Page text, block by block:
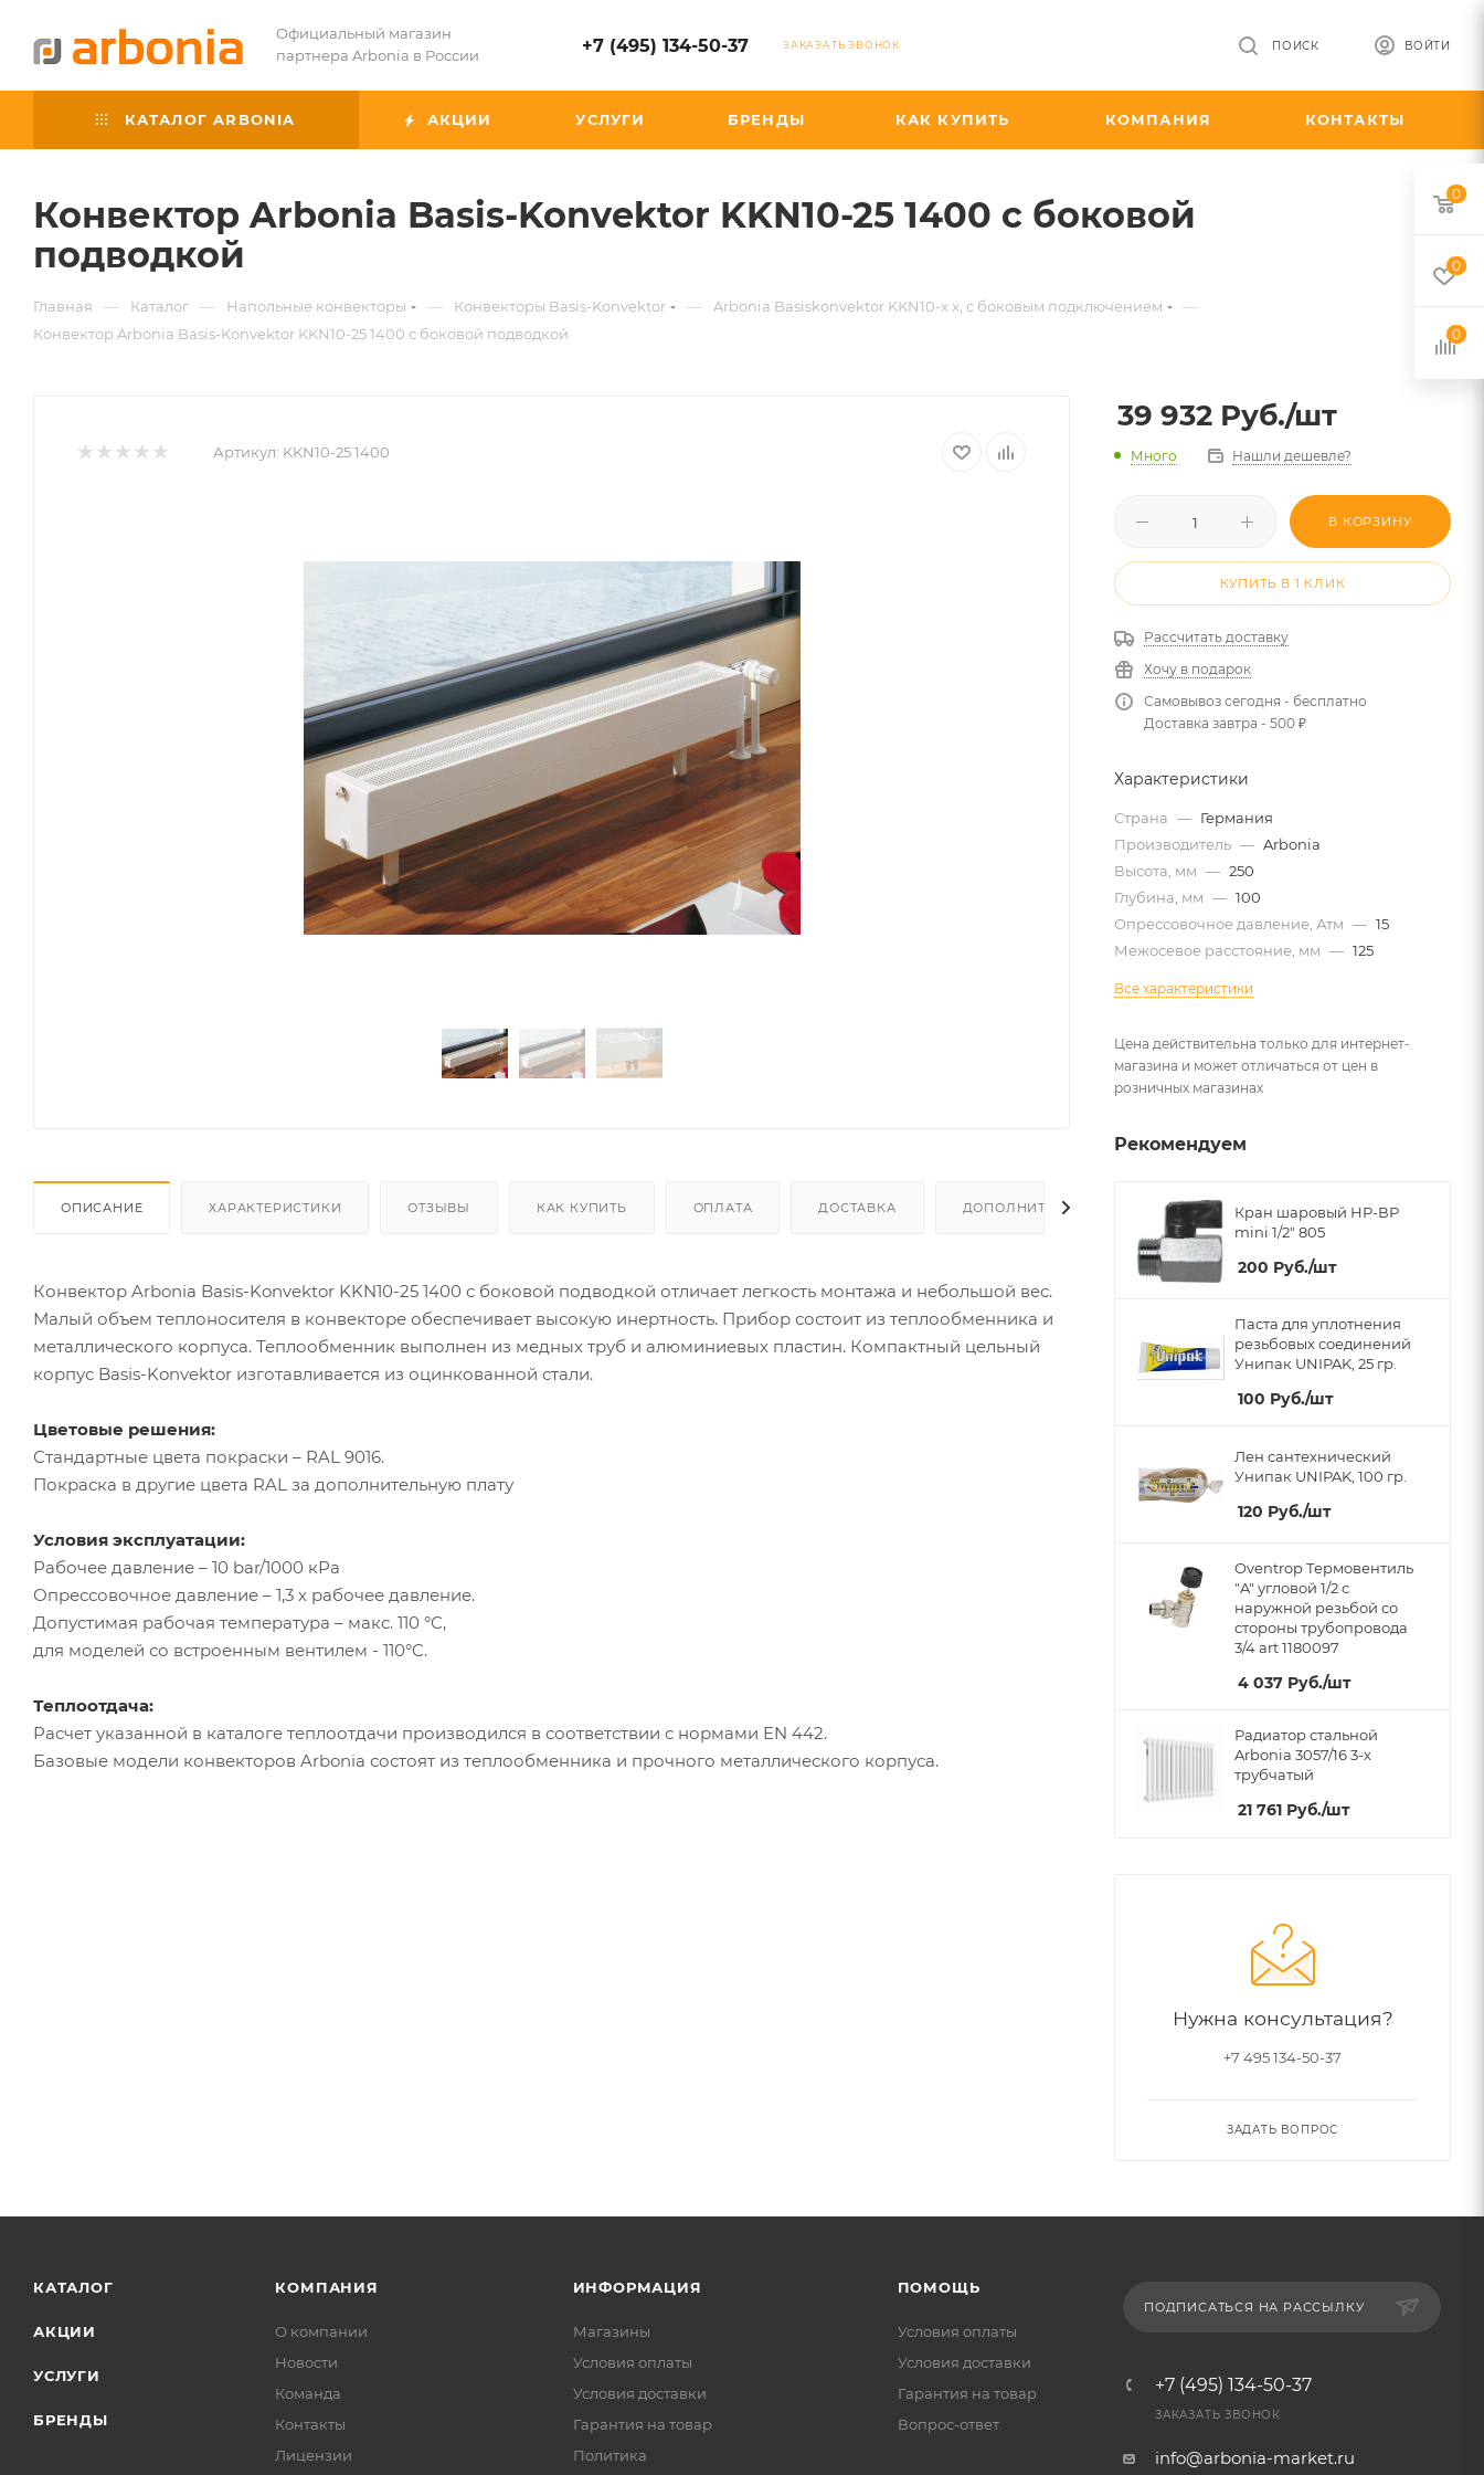
Официальный магазин
партнера Arbonia в России
+7 (495) 134-50-37 ЗАКАЗАТЬ ЗВОНОК ВОЙТИ
ПОИСК
КАТАЛОГ ARBONIA АКЦИИ УСЛУГИ БРЕНДЫ КАК КУПИТЬ КОМПАНИЯ КОНТАКТЫ
Конвектор Arbonia Basis-Konvektor KKN10-25 1400 с боковой
подводкой
Главная — Каталог — Напольные конвекторы — Конвекторы Basis-Konvektor — Arbonia Basiskonvektor KKN10-х x, с боковым подключением —
Конвектор Arbonia Basis-Konvektor KKN10-25 1400 с боковой подводкой
Артикул: KKN10-25 1400
ОПИСАНИЕ ХАРАКТЕРИСТИКИ ОТЗЫВЫ КАК КУПИТЬ ОПЛАТА ДОСТАВКА ДОПОЛНИТЕЛЬНО
Конвектор Arbonia Basis-Konvektor KKN10-25 1400 с боковой подводкой отличает легкость монтажа и небольшой вес.
Малый объем теплоносителя в конвекторе обеспечивает высокую инертность. Прибор состоит из теплообменника и
металлического корпуса. Теплообменник выполнен из медных труб и алюминиевых пластин. Компактный цельный
корпус Basis-Konvektor изготавливается из оцинкованной стали.
Цветовые решения:
Стандартные цвета покраски – RAL 9016.
Покраска в другие цвета RAL за дополнительную плату
Условия эксплуатации:
Рабочее давление – 10 bar/1000 кРа
Опрессовочное давление – 1,3 х рабочее давление.
Допустимая рабочая температура – макс. 110 °C,
для моделей со встроенным вентилем - 110°C.
Теплоотдача:
Расчет указанной в каталоге теплоотдачи производился в соответствии с нормами EN 442.
Базовые модели конвекторов Arbonia состоят из теплообменника и прочного металлического корпуса.
39 932 Руб./шт
Много Нашли дешевле?
В КОРЗИНУ
КУПИТЬ В 1 КЛИК
Рассчитать доставку
Хочу в подарок
Самовывоз сегодня - бесплатно
Доставка завтра - 500 ₽
Характеристики
Страна — Германия
Производитель — Arbonia
Высота, мм — 250
Глубина, мм — 100
Опрессовочное давление, Атм — 15
Межосевое расстояние, мм — 125
Все характеристики
Цена действительна только для интернет-
магазина и может отличаться от цен в
розничных магазинах
Рекомендуем
Кран шаровый НР-ВР
mini 1/2" 805
200 Руб./шт
Паста для уплотнения
резьбовых соединений
Унипак UNIPAK, 25 гр.
100 Руб./шт
Лен сантехнический
Унипак UNIPAK, 100 гр.
120 Руб./шт
Oventrop Термовентиль
"A" угловой 1/2 с
наружной резьбой со
стороны трубопровода
3/4 art 1180097
4 037 Руб./шт
Радиатор стальной
Arbonia 3057/16 3-х
трубчатый
21 761 Руб./шт
Нужна консультация?
+7 495 134-50-37
ЗАДАТЬ ВОПРОС
КАТАЛОГ
АКЦИИ
УСЛУГИ
БРЕНДЫ
КОМПАНИЯ
О компании
Новости
Команда
Контакты
Лицензии
ИНФОРМАЦИЯ
Магазины
Условия оплаты
Условия доставки
Гарантия на товар
Политика
ПОМОЩЬ
Условия оплаты
Условия доставки
Гарантия на товар
Вопрос-ответ
ПОДПИСАТЬСЯ НА РАССЫЛКУ
+7 (495) 134-50-37
ЗАКАЗАТЬ ЗВОНОК
info@arbonia-market.ru
0
0
0